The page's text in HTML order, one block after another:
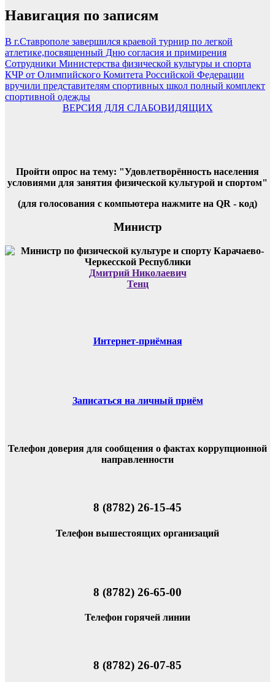
Навигация по записям
В г.Ставрополе завершился краевой турнир по легкой
атлетике,посвященный Дню согласия и примирения
Сотрудники Министерства физической культуры и спорта
КЧР от Олимпийского Комитета Российской Федерации
вручили представителям спортивных школ полный комплект
спортивной одежды
ВЕРСИЯ ДЛЯ СЛАБОВИДЯЩИХ
Пройти опрос на тему: "Удовлетворённость населения
условиями для занятия физической культурой и спортом"
(для голосования с компьютера нажмите на QR - код)
Министр
Дмитрий Николаевич
Тенц
Интернет-приёмная
Записаться на личный приём
Телефон доверия для сообщения о фактах коррупционной
направленности
8 (8782) 26-15-45
Телефон вышестоящих организаций
8 (8782) 26-65-00
Телефон горячей линии
8 (8782) 26-07-85